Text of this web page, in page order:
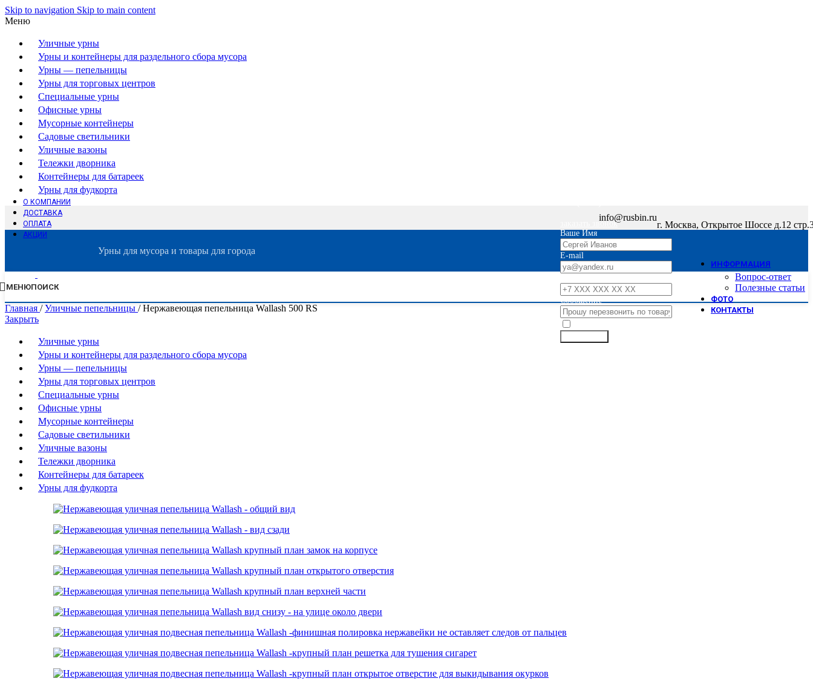
Skip to navigation Skip to main content
Меню
Уличные урны
Урны и контейнеры для раздельного сбора мусора
Урны — пепельницы
Урны для торговых центров
Специальные урны
Офисные урны
Мусорные контейнеры
Садовые светильники
Уличные вазоны
Тележки дворника
Контейнеры для батареек
Урны для фудкорта
О КОМПАНИИ
ДОСТАВКА
ОПЛАТА
АКЦИИ
info@rusbin.ru
г. Москва, Открытое Шоссе д.12
Урны для мусора и товары для города
заказать звонок
Ваше Имя
E-mail
Сообщение
МЕНЮПОИСК
ИНФОРМАЦИЯ
Вопрос-ответ
Полезные статьи
ФОТО
КОНТАКТЫ
Главная / Уличные пепельницы / Нержавеющая пепельница Wallash 500 RS
Закрыть
Уличные урны
Урны и контейнеры для раздельного сбора мусора
Урны — пепельницы
Урны для торговых центров
Специальные урны
Офисные урны
Мусорные контейнеры
Садовые светильники
Уличные вазоны
Тележки дворника
Контейнеры для батареек
Урны для фудкорта